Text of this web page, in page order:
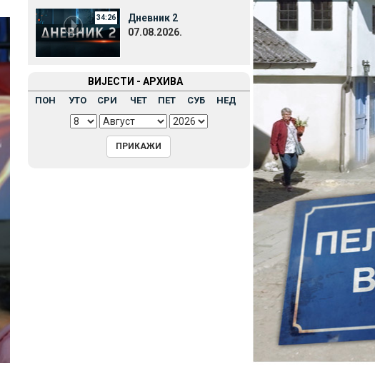
34:26
Дневник 2
07.08.2026.
ВИЈЕСТИ - АРХИВА
ПОН УТО СРИ ЧЕТ ПЕТ СУБ НЕД